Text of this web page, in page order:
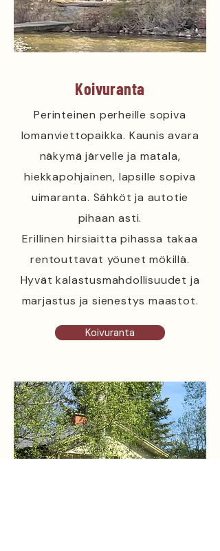
Koivuranta
Perinteinen perheille sopiva
lomanviettopaikka. Kaunis avara
näkymä järvelle ja matala,
hiekkapohjainen, lapsille sopiva
uimaranta. Sähköt ja autotie
pihaan asti.
Erillinen hirsiaitta pihassa takaa
rentouttavat yöunet mökillä.
Hyvät kalastusmahdollisuudet ja
marjastus ja sienestys maastot.
Koivuranta